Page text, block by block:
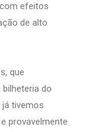
efeitos
de alto
que
do
já tivemos
e provavelmente